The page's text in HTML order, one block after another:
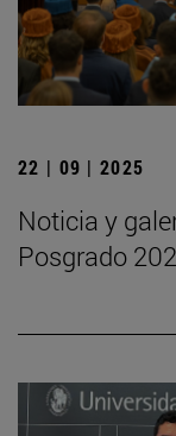
22 | 09 | 2025
Noticia y
Posgrado